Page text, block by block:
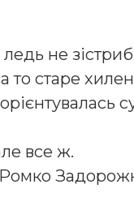
не
то старе
все ж.
Ромко